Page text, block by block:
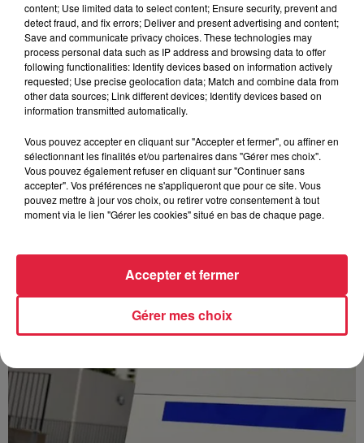
À Hoerdt, de l’eau brune sort des robinets
l’eau brune s’écouler de leurs robinets. Face aux
nombreuses interrogations, la municipalité a pris...
content; Use limited data to select content; Ensure security, prevent and
detect fraud, and fix errors; Deliver and present advertising and content;
Save and communicate privacy choices. These technologies may
process personal data such as IP address and browsing data to offer
following functionalities: Identify devices based on information actively
requested; Use precise geolocation data; Match and combine data from
other data sources; Link different devices; Identify devices based on
information transmitted automatically.
Vous pouvez accepter en cliquant sur "Accepter et fermer", ou affiner en
sélectionnant les finalités et/ou partenaires dans "Gérer mes choix".
Vous pouvez également refuser en cliquant sur "Continuer sans
accepter". Vos préférences ne s'appliqueront que pour ce site. Vous
pouvez mettre à jour vos choix, ou retirer votre consentement à tout
moment via le lien "Gérer les cookies" situé en bas de chaque page.
Gérer mes choix
Accepter et fermer